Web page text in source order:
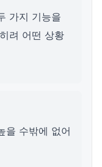
가지 기능을
려 어떤 상황
을 수밖에 없어